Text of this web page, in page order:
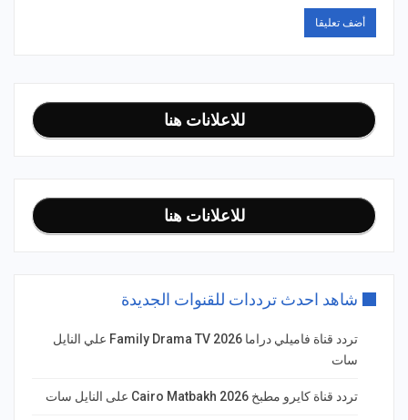
للاعلانات هنا
للاعلانات هنا
شاهد احدث ترددات للقنوات الجديدة
تردد قناة فاميلي دراما Family Drama TV 2026 علي النايل
سات
تردد قناة كايرو مطبخ 2026 Cairo Matbakh على النايل سات